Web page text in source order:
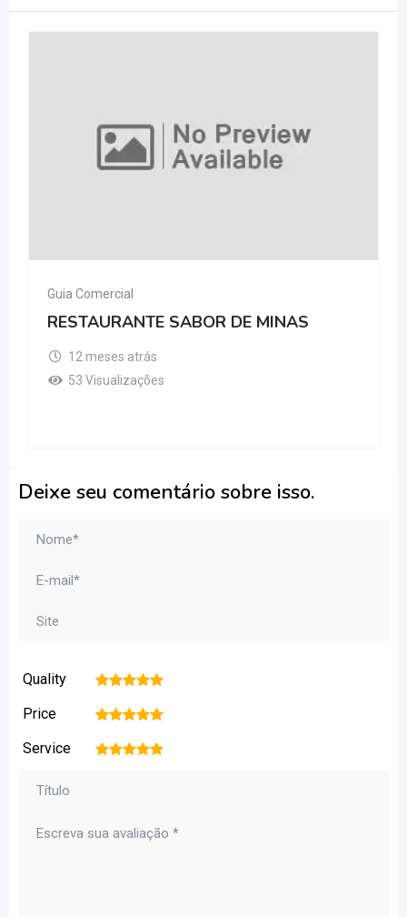
Guia Comercial
RESTAURANTE SABOR DE MINAS
12 meses atrás
53 Visualizações
Deixe seu comentário sobre isso.
Quality 5
4
3
2
Price 5
4
3
2
Service 5
4
3
2